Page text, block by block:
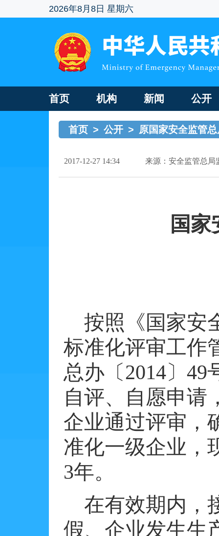
2026年8月8日 星期六
首页 机构 新闻 公开
首页 > 公开 > 原国家安全监管
2017-12-27 14:34 来源：安全监管总局
国
按照《国家安
标准化评审工作
总办〔2014〕 49
自评、自愿申请
企业通过评审，
准化一级企业，
3年。
在有效期内，
假、企业发生生